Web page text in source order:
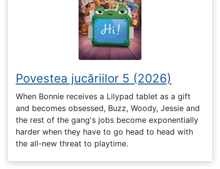
Povestea jucăriilor 5 (2026)
When Bonnie receives a Lilypad tablet as a gift
and becomes obsessed, Buzz, Woody, Jessie and
the rest of the gang's jobs become exponentially
harder when they have to go head to head with
the all-new threat to playtime.